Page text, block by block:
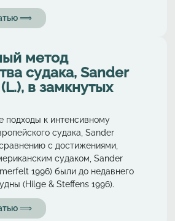
⟹
метод
судака, Sander
в замкнутых
подходы к интенсивному
судака, Sander
с достижениями,
судаком, Sander
1996) были до недавнего
(Hilge & Steffens 1996).
⟹